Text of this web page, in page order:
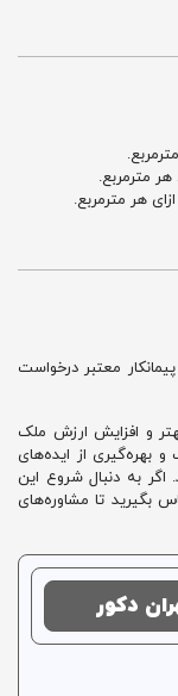
معتبر درخواست
و افزایش ارزش ملک
بهره‌گیری از ایده‌های
اگر به دنبال شروع این
بگیرید تا مشاوره‌های
دکور